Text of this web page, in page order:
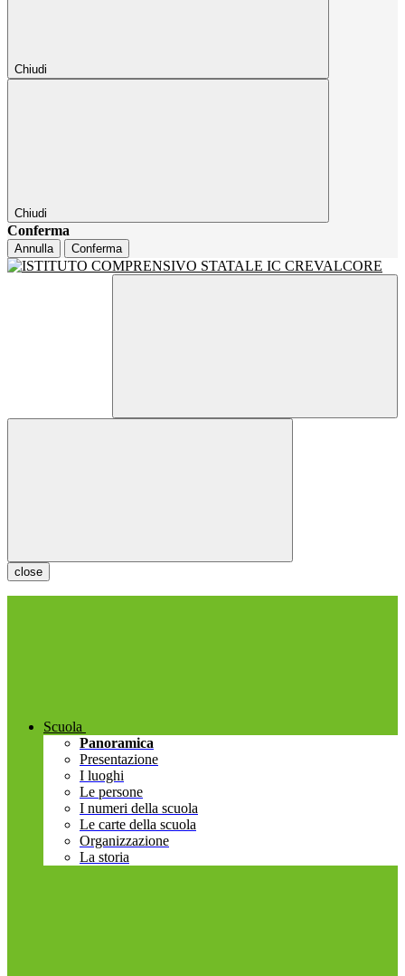
Chiudi
Chiudi
Conferma
Annulla Conferma
close
Scuola
Panoramica
Presentazione
I luoghi
Le persone
I numeri della scuola
Le carte della scuola
Organizzazione
La storia